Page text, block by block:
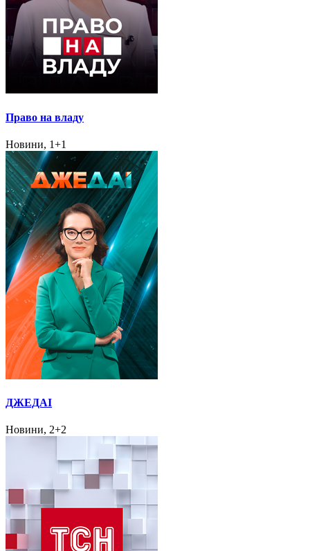
Право на владу
Новини, 1+1
ДЖЕДАІ
Новини, 2+2